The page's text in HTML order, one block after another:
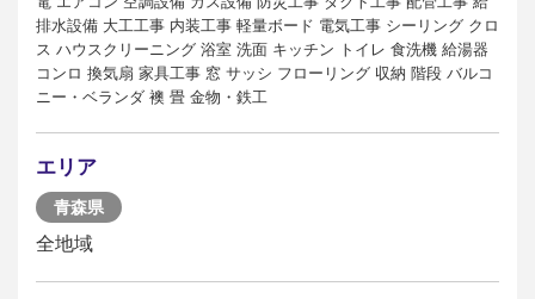
排水設備 大工工事 内装工事 軽量ボード 電気工事 シーリング クロ
ス ハウスクリーニング 浴室 洗面 キッチン トイレ 食洗機 給湯器
コンロ 換気扇 家具工事 窓 サッシ フローリング 収納 階段 バルコ
ニー・ベランダ 襖 畳 金物・鉄工
エリア
青森県
全地域